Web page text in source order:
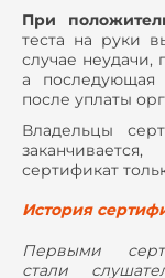
При
теста на руки
случае неудачи,
а последующая
после уплаты
Владельцы
сертификат
История
Первыми
стали